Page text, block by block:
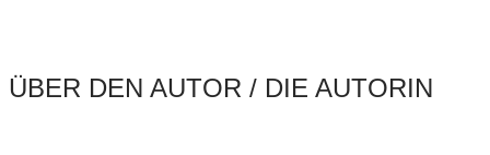
ÜBER DEN AUTOR / DIE AUTORIN